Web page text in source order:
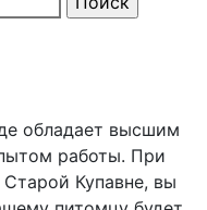
обладает высшим
работы. При
Купавне, вы